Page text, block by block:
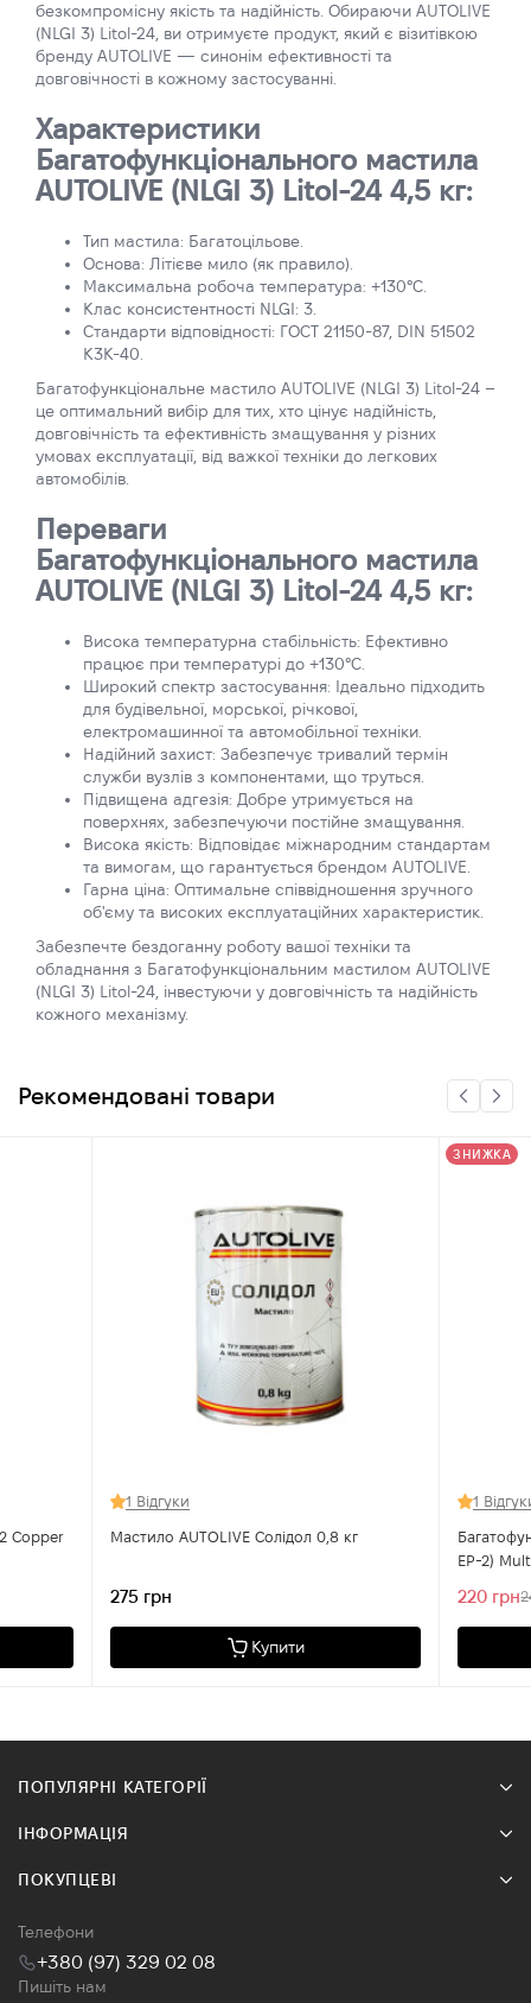
безкомпромісну якість та надійність. Обираючи AUTOLIVE
(NLGI 3) Litol-24, ви отримуєте продукт, який є візитівкою
бренду AUTOLIVE — синонім ефективності та
довговічності в кожному застосуванні.
Характеристики
Багатофункціонального мастила
AUTOLIVE (NLGI 3) Litol-24 4,5 кг:
Тип мастила: Багатоцільове.
Основа: Літієве мило (як правило).
Максимальна робоча температура: +130°C.
Клас консистентності NLGI: 3.
Стандарти відповідності: ГОСТ 21150-87, DIN 51502
K3K-40.
Багатофункціональне мастило AUTOLIVE (NLGI 3) Litol-24 –
це оптимальний вибір для тих, хто цінує надійність,
довговічність та ефективність змащування у різних
умовах експлуатації, від важкої техніки до легкових
автомобілів.
Переваги
Багатофункціонального мастила
AUTOLIVE (NLGI 3) Litol-24 4,5 кг:
Висока температурна стабільність: Ефективно
працює при температурі до +130°C.
Широкий спектр застосування: Ідеально підходить
для будівельної, морської, річкової,
електромашинної та автомобільної техніки.
Надійний захист: Забезпечує тривалий термін
служби вузлів з компонентами, що труться.
Підвищена адгезія: Добре утримується на
поверхнях, забезпечуючи постійне змащування.
Висока якість: Відповідає міжнародним стандартам
та вимогам, що гарантується брендом AUTOLIVE.
Гарна ціна: Оптимальне співвідношення зручного
об'єму та високих експлуатаційних характеристик.
Забезпечте бездоганну роботу вашої техніки та
обладнання з Багатофункціональним мастилом AUTOLIVE
(NLGI 3) Litol-24, інвестуючи у довговічність та надійність
кожного механізму.
Рекомендовані товари
Copper
1 Відгуки
Мастило AUTOLIVE Солідол 0,8 кг
275 грн
Купити
ЗНИЖКА
1
EP-2)
220 грн
ПОПУЛЯРНІ КАТЕГОРІЇ
ІНФОРМАЦІЯ
ПОКУПЦЕВІ
Телефони
+380 (97) 329 02 08
Пишіть нам